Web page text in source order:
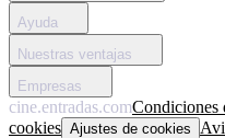
Ayuda
Nuestras ventajas
Empresas
cine.entradas.comCondiciones
cookies Ajustes de cookies